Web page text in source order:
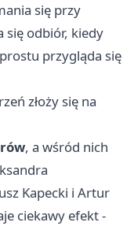
się przy
się odbiór, kiedy
przygląda się
złoży się na
, a wśród nich
Kapecki i Artur
ciekawy efekt -